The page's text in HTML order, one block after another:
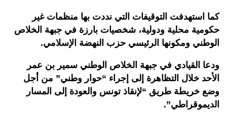
كما استهدفت التوقيفات التي نددت بها منظمات غير
حكومية محلية ودولية، شخصيات بارزة في جبهة الخلاص
الوطني ومكونها الرئيسي حزب النهضة الإسلامي.
ودعا القيادي في جبهة الخلاص الوطني سمير بن عمر
الأحد خلال التظاهرة إلى إجراء “حوار وطني” من أجل
وضع خريطة طريق “لإنقاذ تونس والعودة إلى المسار
الديموقراطي”.